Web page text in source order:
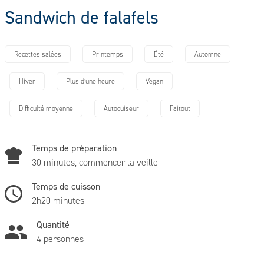
Sandwich de falafels
Recettes salées Printemps Été Automne
Hiver Plus d’une heure Vegan
Difficulté moyenne Autocuiseur Faitout
Temps de préparation
30 minutes, commencer la veille
Temps de cuisson
2h20 minutes
Quantité
4 personnes